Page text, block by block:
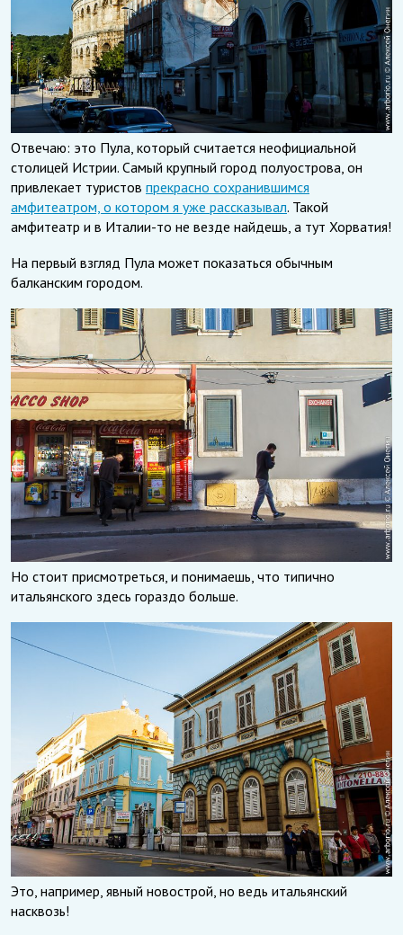
Отвечаю: это Пула, который считается неофициальной
столицей Истрии. Самый крупный город полуострова, он
привлекает туристов прекрасно сохранившимся
амфитеатром, о котором я уже рассказывал. Такой
амфитеатр и в Италии-то не везде найдешь, а тут Хорватия!
На первый взгляд Пула может показаться обычным
балканским городом.
Но стоит присмотреться, и понимаешь, что типично
итальянского здесь гораздо больше.
Это, например, явный новострой, но ведь итальянский
насквозь!